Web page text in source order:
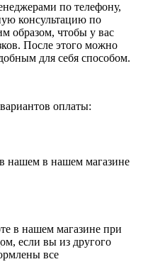
по телефону,
консультацию по
образом, чтобы у вас
После этого можно
для себя способом.
оплаты:
нашем в нашем магазине
в нашем магазине при
если вы из другого
все